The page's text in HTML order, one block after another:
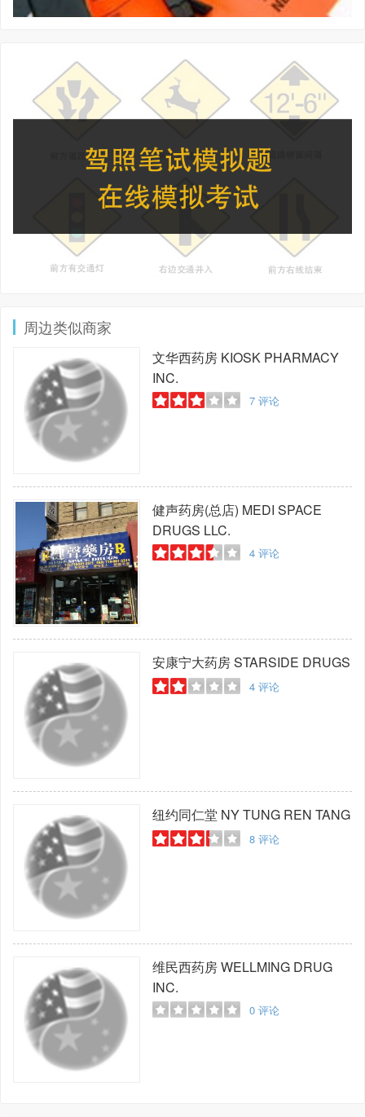
周边类似商家
文华西药房KIOSK PHARMACY
INC.
7评论
健声药房(总店) MEDI SPACE
DRUGS LLC.
4评论
安康宁大药房STARSIDE DRUGS
4评论
纽约同仁堂 NY TUNG REN TANG
8评论
维民西药房WELLMING DRUG
INC.
0评论